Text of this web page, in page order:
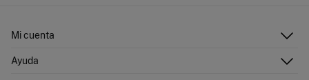
Mi cuenta
Ayuda